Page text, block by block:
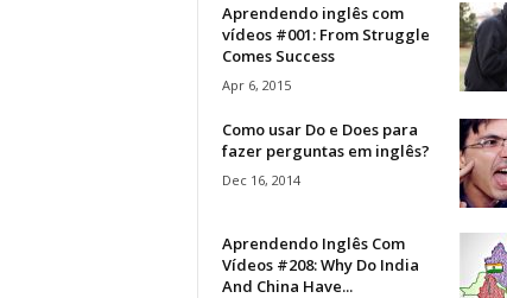
Aprendendo inglês com
vídeos #001: From Struggle
Comes Success
Apr 6, 2015
Como usar Do e Does para
fazer perguntas em inglês?
Dec 16, 2014
Aprendendo Inglês Com
Vídeos #208: Why Do India
And China Have...